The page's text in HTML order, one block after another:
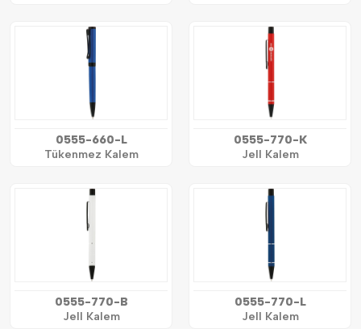
0555-660-L
Tükenmez Kalem
0555-770-K
Jell Kalem
0555-770-B
Jell Kalem
0555-770-L
Jell Kalem